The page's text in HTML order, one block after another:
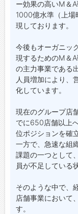
ー効果の高いM＆
1000億水準（上場
現しております。
今後もオーガニッ
現するためのM＆
の主力事業である
人員増加により、
化しています。
現在のグループ店
でに650店舗以上
位ポジションを確
一方で、急速な組
課題の一つとして
員が不足している
そのような中で、
店舗事業において
す。